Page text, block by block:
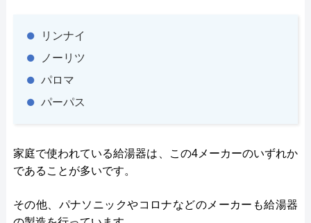
リンナイ
ノーリツ
パロマ
パーパス
家庭で使われている給湯器は、この4メーカーのいずれか
であることが多いです。
その他、パナソニックやコロナなどのメーカーも給湯器